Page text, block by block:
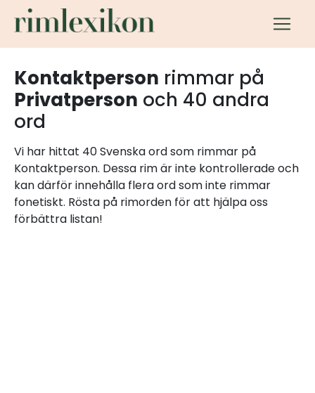
Kontaktperson rimmar på
Privatperson och 40 andra
ord
Vi har hittat 40 Svenska ord som rimmar på
Kontaktperson. Dessa rim är inte kontrollerade och
kan därför innehålla flera ord som inte rimmar
fonetiskt. Rösta på rimorden för att hjälpa oss
förbättra listan!